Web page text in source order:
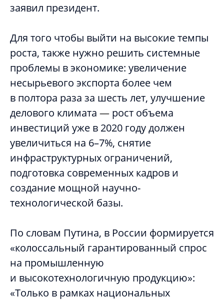
заявил президент.
Для того чтобы выйти на высокие темпы
роста, также нужно решить системные
проблемы в экономике: увеличение
несырьевого экспорта более чем
в полтора раза за шесть лет, улучшение
делового климата — рост объема
инвестиций уже в 2020 году должен
увеличиться на 6–7%, снятие
инфраструктурных ограничений,
подготовка современных кадров и
создание мощной научно-
технологической базы.
По словам Путина, в России формируется
«колоссальный гарантированный спрос
на промышленную
и высокотехнологичную продукцию»:
«Только в рамках национальных